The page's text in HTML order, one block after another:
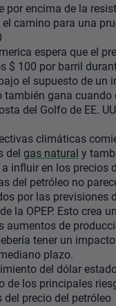
por encima de la
camino para una
espera que el
$ 100 por barril
el supuesto de un
también gana cuando
del Golfo de EE.
climáticas
del gas natural y
influir en los precios
del petróleo no
por las previsiones
la OPEP. Esto crea
aumentos de
tener un
plazo.
del dólar
de los principales
del precio del petróleo